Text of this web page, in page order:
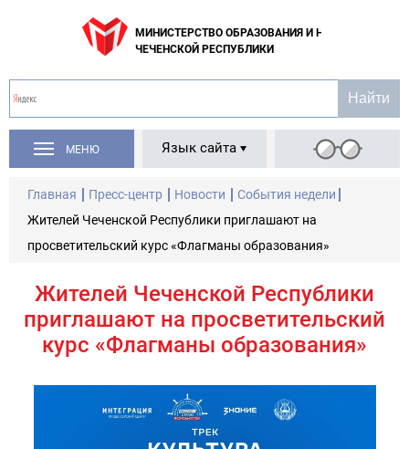
МИНИСТЕРСТВО ОБРАЗОВАНИЯ И НАУКИ
ЧЕЧЕНСКОЙ РЕСПУБЛИКИ
МЕНЮ Язык сайта
Главная Пресс-центр Новости
События недели
Жителей Чеченской Республики приглашают на
просветительский курс «Флагманы образования»
Жителей Чеченской Республики
приглашают на просветительский
курс «Флагманы образования»